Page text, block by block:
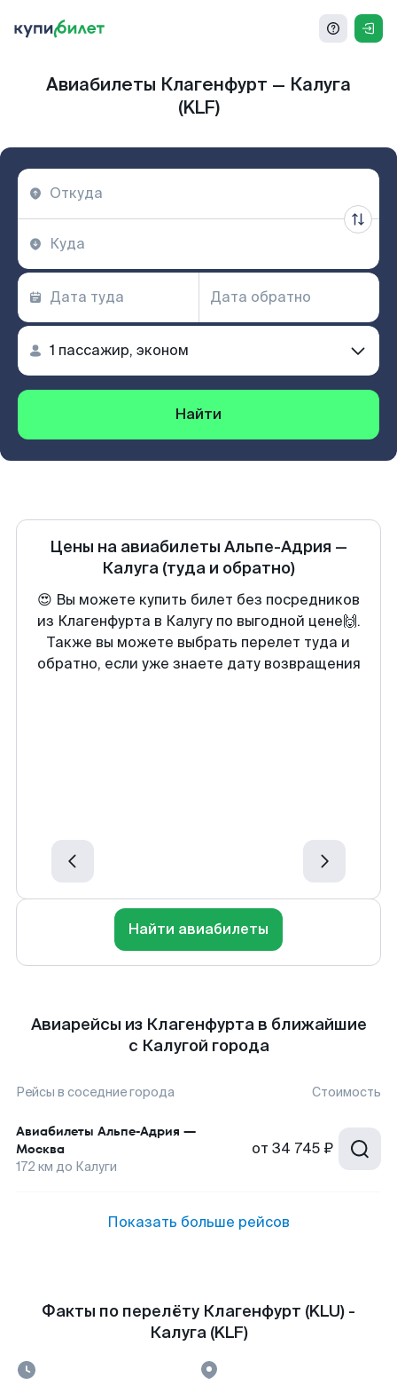
Авиабилеты Клагенфурт — Калуга
(KLF)
Найти
Цены на авиабилеты Альпе-Адрия —
Калуга (туда и обратно)
😍 Вы можете купить билет без посредников
из Клагенфурта в Калугу по выгодной цене🙌.
Также вы можете выбрать перелет туда и
обратно, если уже знаете дату возвращения
Найти авиабилеты
Авиарейсы из Клагенфурта в ближайшие
с Калугой города
Рейсы в соседние города Стоимость
Авиабилеты Альпе-Адрия —
Москва
172 км до Калуги
от 34 745 ₽
Показать больше рейсов
Факты по перелёту Клагенфурт (KLU) -
Калуга (KLF)